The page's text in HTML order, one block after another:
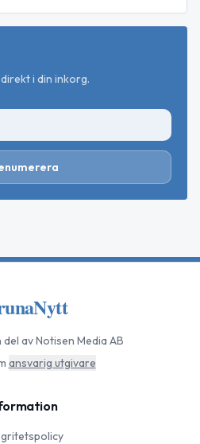
i din inkorg.
av Notisen Media AB
ansvarig utgivare